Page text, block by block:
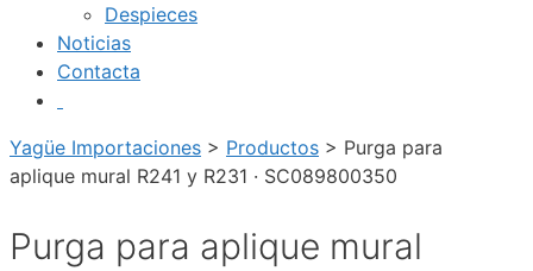
Despieces
Noticias
Contacta
Yagüe Importaciones > Productos > Purga para
aplique mural R241 y R231 · SC089800350
Purga para aplique mural